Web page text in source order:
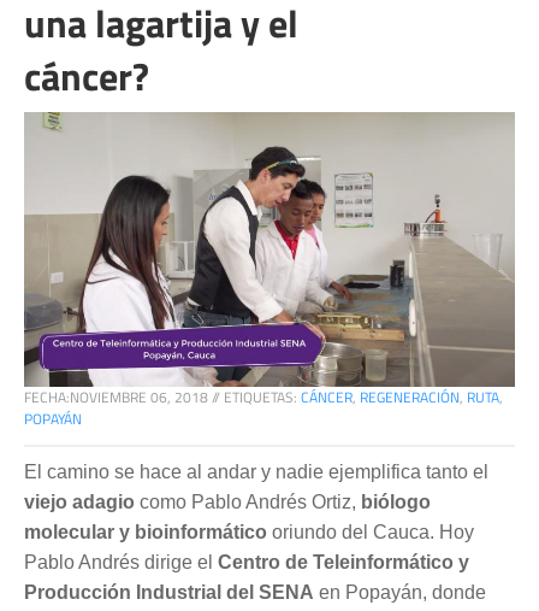
una lagartija y el
cáncer?
FECHA:NOVIEMBRE 06, 2018// ETIQUETAS: CÁNCER, REGENERACIÓN, RUTA,
POPAYÁN
El camino se hace al andar y nadie ejemplifica tanto el
viejo adagio como Pablo Andrés Ortiz, biólogo
molecular y bioinformático oriundo del Cauca. Hoy
Pablo Andrés dirige el Centro de Teleinformático y
Producción Industrial del SENA en Popayán, donde